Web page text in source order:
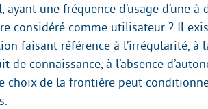
ayant une fréquence d’usage d’une
considéré comme utilisateur ? Il
faisant référence à l’irrégularité, à
de connaissance, à l’absence
choix de la frontière peut